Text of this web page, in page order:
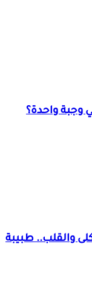
وجبة واحدة؟
والقلب.. طبيبة